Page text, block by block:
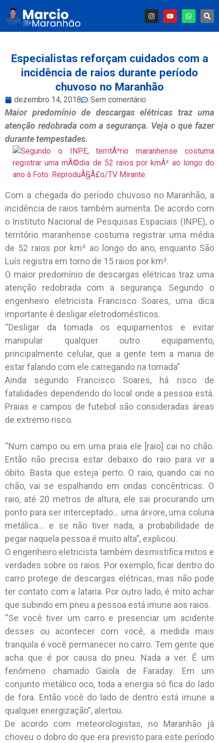
Especialistas reforçam cuidados com a
incidência de raios durante período
chuvoso no Maranhão
dezembro 14, 2018 Sem comentário
Maior predomínio de descargas elétricas traz uma
atenção redobrada com a segurança. Veja o que fazer
durante tempestades.
Com a chegada do período chuvoso no Maranhão, a
incidência de raios também aumenta. De acordo com
o Instituto Nacional de Pesquisas Espaciais (INPE), o
território maranhense costuma registrar uma média
de 52 raios por km² ao longo do ano, enquanto São
Luís registra em torno de 15 raios por km².
O maior predomínio de descargas elétricas traz uma
atenção redobrada com a segurança. Segundo o
engenheiro eletricista Francisco Soares, uma dica
importante é desligar eletrodomésticos.
“Desligar da tomada os equipamentos e evitar
manipular qualquer outro equipamento,
principalmente celular, que a gente tem a mania de
estar falando com ele carregando na tomada”
Ainda segundo Francisco Soares, há risco de
fatalidades dependendo do local onde a pessoa está.
Praias e campos de futebol são consideradas áreas
de extremo risco.
“Num campo ou em uma praia ele [raio] cai no chão.
Então não precisa estar debaixo do raio para vir a
óbito. Basta que esteja perto. O raio, quando cai no
chão, vai se espalhando em ondas concêntricas. O
raio, até 20 metros de altura, ele sai procurando um
ponto para ser interceptado… uma árvore, uma coluna
metálica… e se não tiver nada, a probabilidade de
pegar naquela pessoa é muito alta”, explicou.
O engenheiro eletricista também desmistifica mitos e
verdades sobre os raios. Por exemplo, ficar dentro do
carro protege de descargas elétricas, mas não pode
ter contato com a lataria. Por outro lado, é mito achar
que subindo em pneu a pessoa está imune aos raios.
“Se você tiver um carro e presenciar um acidente
desses ou acontecer com você, a medida mais
tranquila é você permanecer no carro. Tem gente que
acha que é por causa do pneu. Nada a ver. É um
fenômeno chamado Gaiola de Faraday. Em um
conjunto metálico oco, toda a energia só fica do lado
de fora. Então você do lado de dentro está imune a
qualquer energização”, alertou.
De acordo com meteorologistas, no Maranhão já
choveu o dobro do que era previsto para este período